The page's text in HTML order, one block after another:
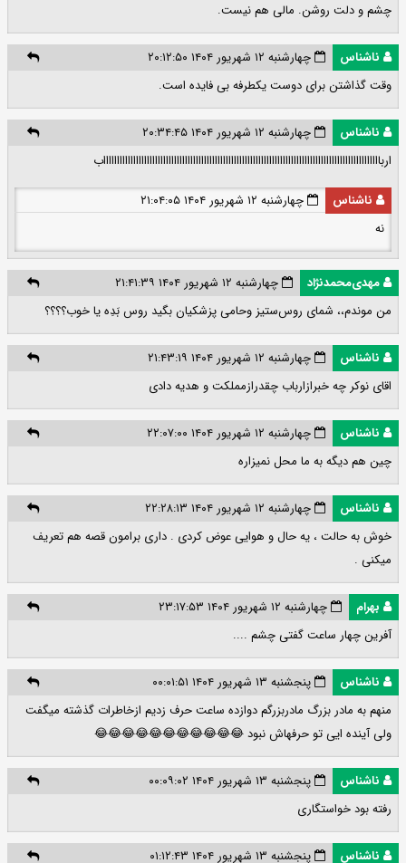
چشم و دلت روشن. مالی هم نیست.
ناشناس
چهارشنبه ۱۲ شهریور ۱۴۰۴ ۲۰:۱۲:۵۰
وقت گذاشتن برای دوست یکطرفه بی فایده است.
ناشناس
چهارشنبه ۱۲ شهریور ۱۴۰۴ ۲۰:۳۴:۴۵
اربااااااااااااااااااااااااااااااااااااااااااااااااااااااااااااااااااااااااااااااااااااااااااااااااااااااب
ناشناس
چهارشنبه ۱۲ شهریور ۱۴۰۴ ۲۱:۰۴:۰۵
نه
مهدی‌محمدنژاد
چهارشنبه ۱۲ شهریور ۱۴۰۴ ۲۱:۴۱:۳۹
من‌ موندم،، شمای روس‌ستیز وحامی پزشکیان‌ بگید روس بَدِه یا خوب؟؟؟؟
ناشناس
چهارشنبه ۱۲ شهریور ۱۴۰۴ ۲۱:۴۳:۱۹
اقای نوکر چه خبرازارباب چقدرازمملکت و هدیه دادی
ناشناس
چهارشنبه ۱۲ شهریور ۱۴۰۴ ۲۲:۰۷:۰۰
چین هم دیگه به ما محل نمیزاره
ناشناس
چهارشنبه ۱۲ شهریور ۱۴۰۴ ۲۲:۲۸:۱۳
خوش به حالت ، یه حال و هوایی عوض کردی . داری برامون قصه هم تعریف
میکنی .
بهرام
چهارشنبه ۱۲ شهریور ۱۴۰۴ ۲۳:۱۷:۵۳
آفرین چهار ساعت گفتی چشم ....
ناشناس
پنجشنبه ۱۳ شهریور ۱۴۰۴ ۰۰:۰۱:۵۱
منهم به مادر بزرگ مادربزرگم دوازده ساعت حرف زدیم ازخاطرات گذشته میگفت
ولی آینده ایی تو حرفهاش نبود 😂😂😂😂😂😂😂😂😂😂😂
ناشناس
پنجشنبه ۱۳ شهریور ۱۴۰۴ ۰۰:۰۹:۰۲
رفته بود خواستگاری
ناشناس
پنجشنبه ۱۳ شهریور ۱۴۰۴ ۰۱:۱۲:۴۳